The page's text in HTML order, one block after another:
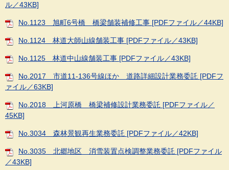
ル／43KB]
No.1123 旭町6号橋 橋梁舗装補修工事 [PDFファイル／44KB]
No.1124 林道大師山線舗装工事 [PDFファイル／43KB]
No.1125 林道中山線舗装工事 [PDFファイル／43KB]
No.2017 市道11-136号線ほか 道路詳細設計業務委託 [PDFフ
ァイル／63KB]
No.2018 上河原橋 橋梁補修設計業務委託 [PDFファイル／
45KB]
No.3034 森林景観再生業務委託 [PDFファイル／42KB]
No.3035 北郷地区 消雪装置点検調整業務委託 [PDFファイル
／43KB]